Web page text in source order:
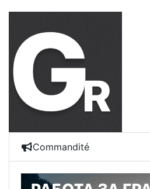
Commandité